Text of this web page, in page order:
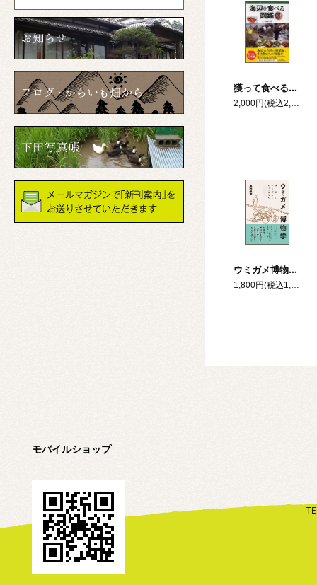
獲って食べる！海辺を食べる図鑑
2,000円(税込2,200円)
ウミガメ博物学 砂浜とウミガメとヒトのはなし
1,800円(税込1,980円)
モバイルショップ